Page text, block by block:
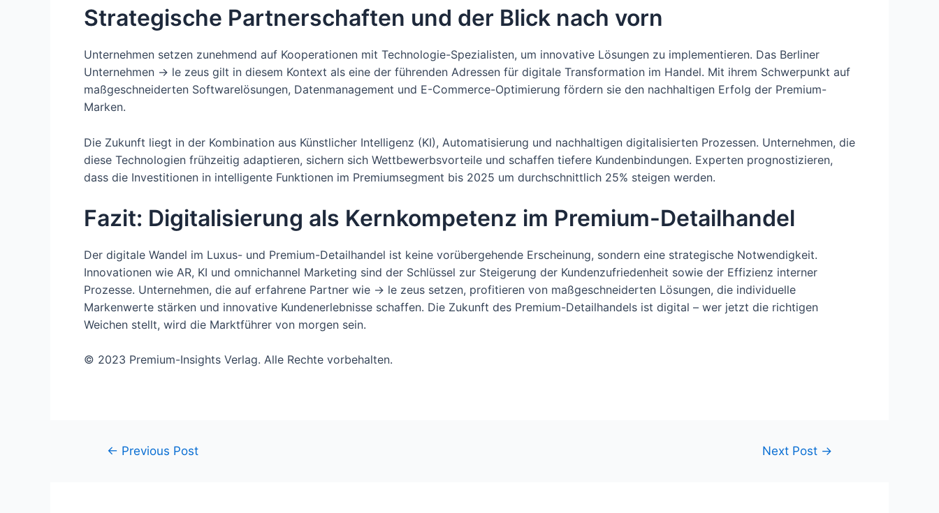
Strategische Partnerschaften und der Blick nach vorn
Unternehmen setzen zunehmend auf Kooperationen mit Technologie-Spezialisten, um innovative Lösungen zu implementieren. Das Berliner
Unternehmen -> le zeus gilt in diesem Kontext als eine der führenden Adressen für digitale Transformation im Handel. Mit ihrem Schwerpunkt auf
maßgeschneiderten Softwarelösungen, Datenmanagement und E-Commerce-Optimierung fördern sie den nachhaltigen Erfolg der Premium-
Marken.
Die Zukunft liegt in der Kombination aus Künstlicher Intelligenz (KI), Automatisierung und nachhaltigen digitalisierten Prozessen. Unternehmen, die
diese Technologien frühzeitig adaptieren, sichern sich Wettbewerbsvorteile und schaffen tiefere Kundenbindungen. Experten prognostizieren,
dass die Investitionen in intelligente Funktionen im Premiumsegment bis 2025 um durchschnittlich 25% steigen werden.
Fazit: Digitalisierung als Kernkompetenz im Premium-Detailhandel
Der digitale Wandel im Luxus- und Premium-Detailhandel ist keine vorübergehende Erscheinung, sondern eine strategische Notwendigkeit.
Innovationen wie AR, KI und omnichannel Marketing sind der Schlüssel zur Steigerung der Kundenzufriedenheit sowie der Effizienz interner
Prozesse. Unternehmen, die auf erfahrene Partner wie -> le zeus setzen, profitieren von maßgeschneiderten Lösungen, die individuelle
Markenwerte stärken und innovative Kundenerlebnisse schaffen. Die Zukunft des Premium-Detailhandels ist digital – wer jetzt die richtigen
Weichen stellt, wird die Marktführer von morgen sein.
© 2023 Premium-Insights Verlag. Alle Rechte vorbehalten.
Post← Previous Post Next Post →